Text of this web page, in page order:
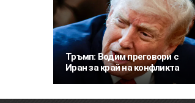
Тръмп: Водим преговори с
Иран за край на конфликта